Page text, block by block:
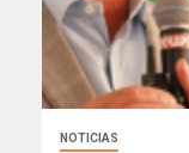
NOTICIAS